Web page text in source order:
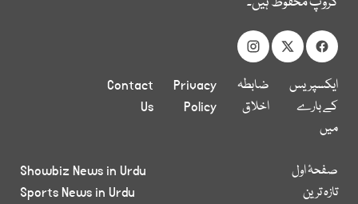
ایکسپریس
کے بارے
میں
ضابطہ
اخلاق
Privacy
Policy
Contact
Us
صفحۂ اول
تازہ ترین
Showbiz News in Urdu
Sports News in Urdu